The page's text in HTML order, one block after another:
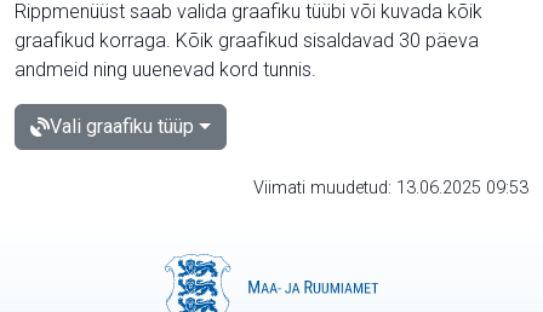
Rippmenüüst saab valida graafiku tüübi või kuvada kõik
graafikud korraga. Kõik graafikud sisaldavad 30 päeva
andmeid ning uuenevad kord tunnis.
Vali graafiku tüüp
Viimati muudetud: 13.06.2025 09:53